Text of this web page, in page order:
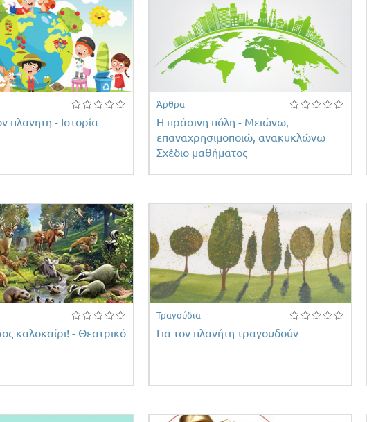
πλανητη - Ιστορία
Άρθρα
Η πράσινη πόλη - Μειώνω,
επαναχρησιμοποιώ, ανακυκλώνω
Σχέδιο μαθήματος
καλοκαίρι! - Θεατρικό
Τραγούδια
Για τον πλανήτη τραγουδούν